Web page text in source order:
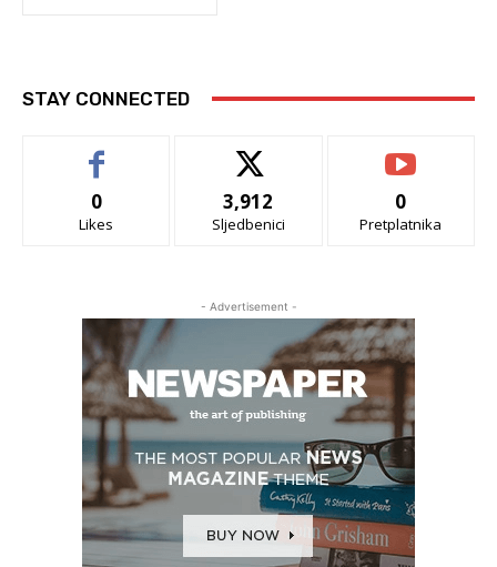
STAY CONNECTED
0
Likes
3,912
Sljedbenici
0
Pretplatnika
- Advertisement -